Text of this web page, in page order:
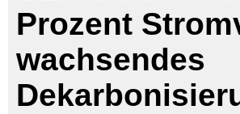
Prozent
wachsendes